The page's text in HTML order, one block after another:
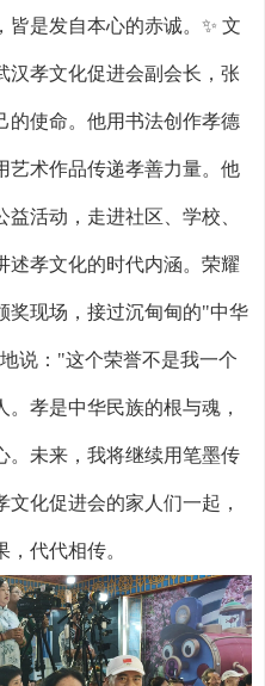
是发自本心的赤诚。 ✨ 文
汉孝文化促进会副会长，张
的使命。他用书法创作孝德
艺术作品传递孝善力量。他
活动，走进社区、学校、
述孝文化的时代内涵。荣耀
奖现场，接过沉甸甸的"中华
说： "这个荣誉不是我一个
。孝是中华民族的根与魂，
。未来，我将继续用笔墨传
化促进会的家人们一起，
代代相传。